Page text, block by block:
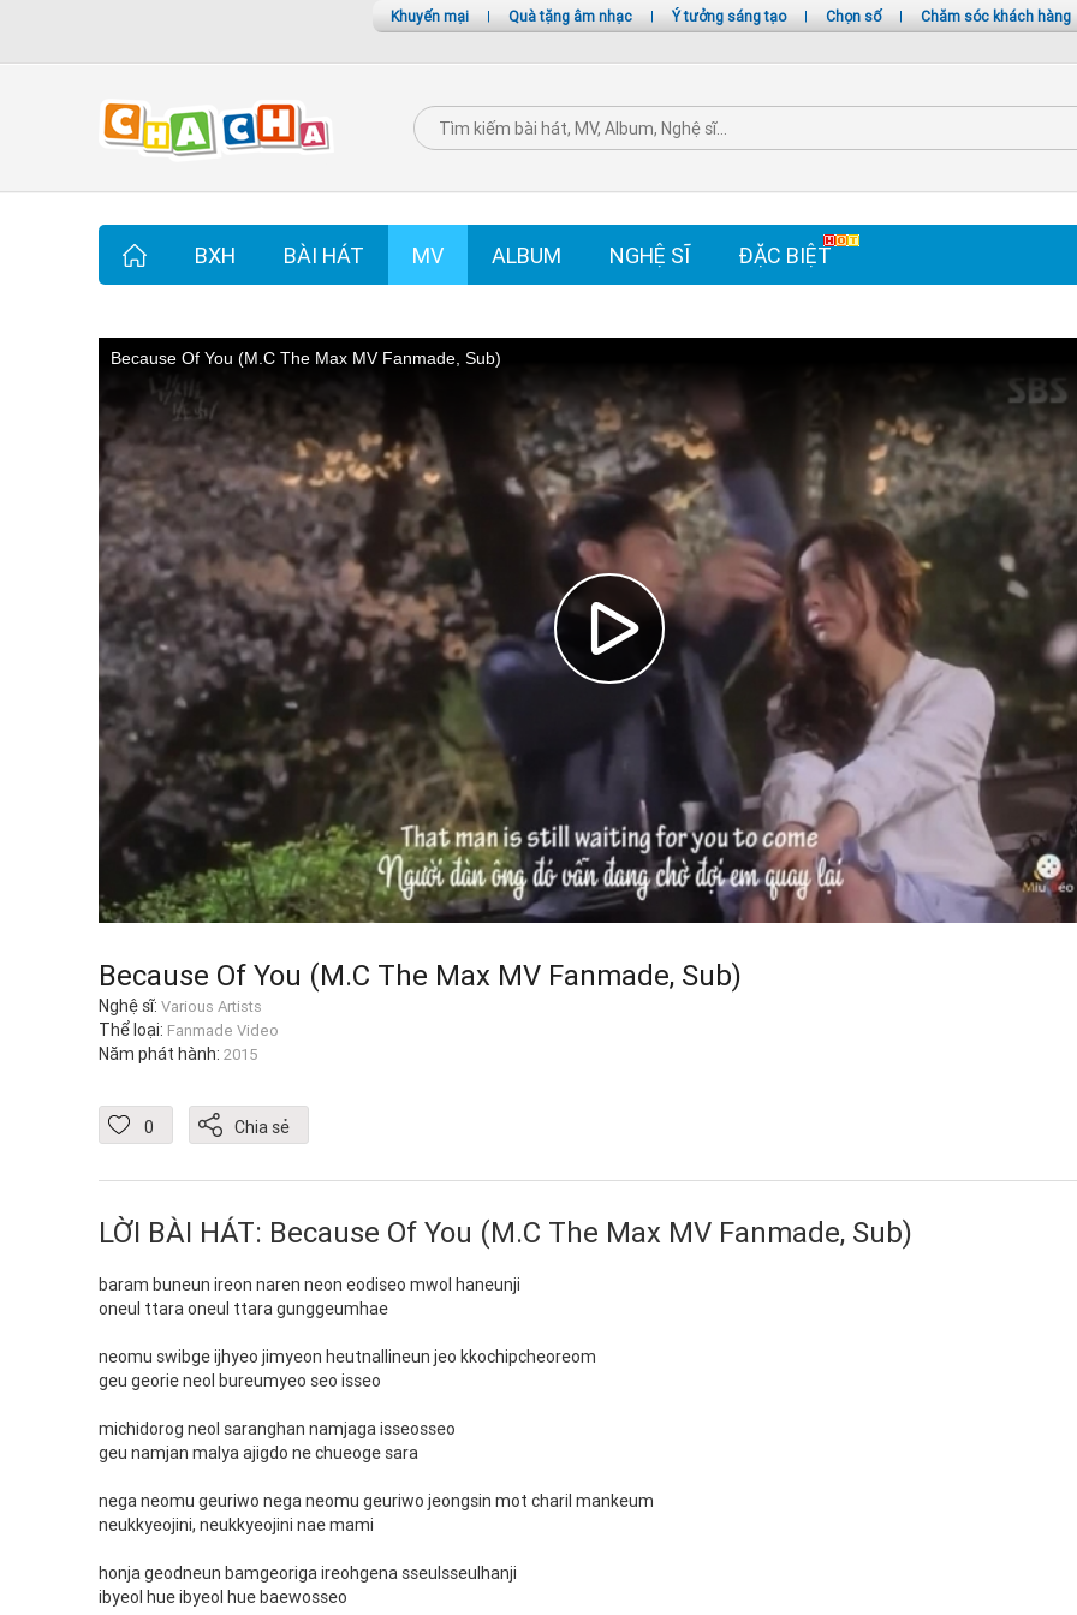
Khuyến mại | Quà tặng âm nhạc | Ý tưởng sáng tạo | Chọn số | Chăm sóc khách hàng
BXH BÀI HÁT MV ALBUM NGHỆ SĨ ĐẶC BIỆT
Because Of You (M.C The Max MV Fanmade, Sub)
Because Of You (M.C The Max MV Fanmade, Sub)
Nghệ sĩ: Various Artists
Thể loại: Fanmade Video
Năm phát hành: 2015
0 Chia sẻ
LỜI BÀI HÁT: Because Of You (M.C The Max MV Fanmade, Sub)
baram buneun ireon naren neon eodiseo mwol haneunji
oneul ttara oneul ttara gunggeumhae
neomu swibge ijhyeo jimyeon heutnallineun jeo kkochipcheoreom
geu georie neol bureumyeo seo isseo
michidorog neol saranghan namjaga isseosseo
geu namjan malya ajigdo ne chueoge sara
nega neomu geuriwo nega neomu geuriwo jeongsin mot charil mankeum
neukkyeojini, neukkyeojini nae mami
honja geodneun bamgeoriga ireohgena sseulsseulhanji
ibyeol hue ibyeol hue baewosseo